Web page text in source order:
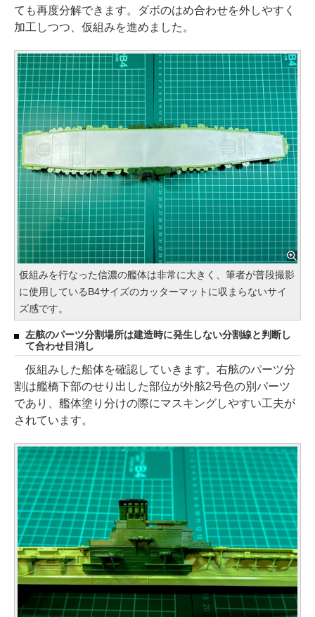
ても再度分解できます。ダボのはめ合わせを外しやすく
加工しつつ、仮組みを進めました。
仮組みを行なった信濃の艦体は非常に大きく、筆者が普段撮影
に使用しているB4サイズのカッターマットに収まらないサイ
ズ感です。
左舷のパーツ分割場所は建造時に発生しない分割線と判断し
て合わせ目消し
仮組みした船体を確認していきます。右舷のパーツ分
割は艦橋下部のせり出した部位が外舷2号色の別パーツ
であり、艦体塗り分けの際にマスキングしやすい工夫が
されています。